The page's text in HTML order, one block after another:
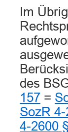
Im
des
157 =
SozR 4-
4-2600